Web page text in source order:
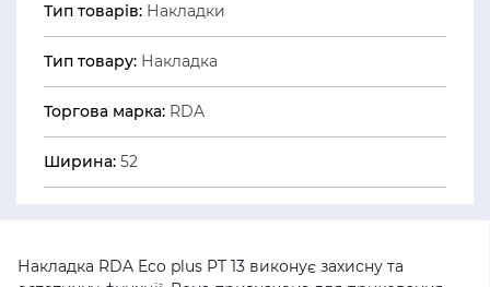
Тип товарів: Накладки
Тип товару: Накладка
Торгова марка: RDA
Ширина: 52
Накладка RDA Eco plus PT 13 виконує захисну та